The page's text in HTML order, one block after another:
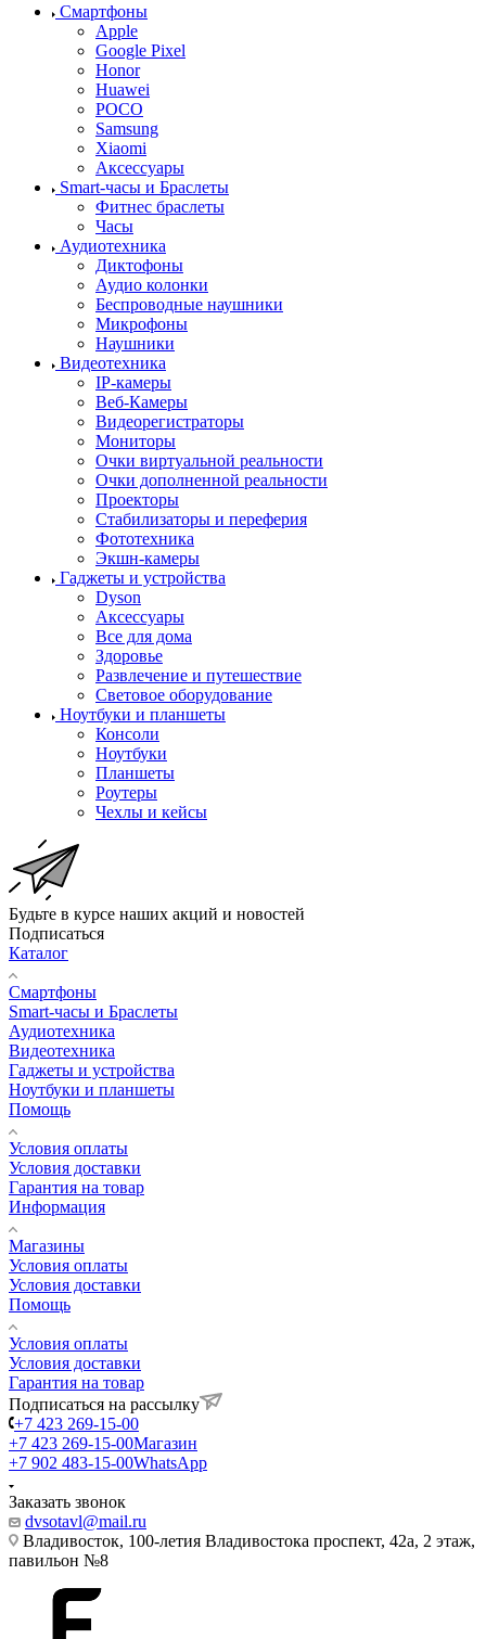
Смартфоны
Apple
Google Pixel
Honor
Huawei
POCO
Samsung
Xiaomi
Аксессуары
Smart-часы и Браслеты
Фитнес браслеты
Часы
Аудиотехника
Диктофоны
Аудио колонки
Беспроводные наушники
Микрофоны
Наушники
Видеотехника
IP-камеры
Веб-Камеры
Видеорегистраторы
Мониторы
Очки виртуальной реальности
Очки дополненной реальности
Проекторы
Стабилизаторы и переферия
Фототехника
Экшн-камеры
Гаджеты и устройства
Dyson
Аксессуары
Все для дома
Здоровье
Развлечение и путешествие
Световое оборудование
Ноутбуки и планшеты
Консоли
Ноутбуки
Планшеты
Роутеры
Чехлы и кейсы
Будьте в курсе наших акций и новостей
Подписаться
Каталог
Смартфоны
Smart-часы и Браслеты
Аудиотехника
Видеотехника
Гаджеты и устройства
Ноутбуки и планшеты
Помощь
Условия оплаты
Условия доставки
Гарантия на товар
Информация
Магазины
Условия оплаты
Условия доставки
Помощь
Условия оплаты
Условия доставки
Гарантия на товар
Подписаться на рассылку
+7 423 269-15-00
+7 423 269-15-00Магазин
+7 902 483-15-00WhatsApp
Заказать звонок
dvsotavl@mail.ru
Владивосток, 100-летия Владивостока проспект, 42а, 2 этаж,
павильон №8